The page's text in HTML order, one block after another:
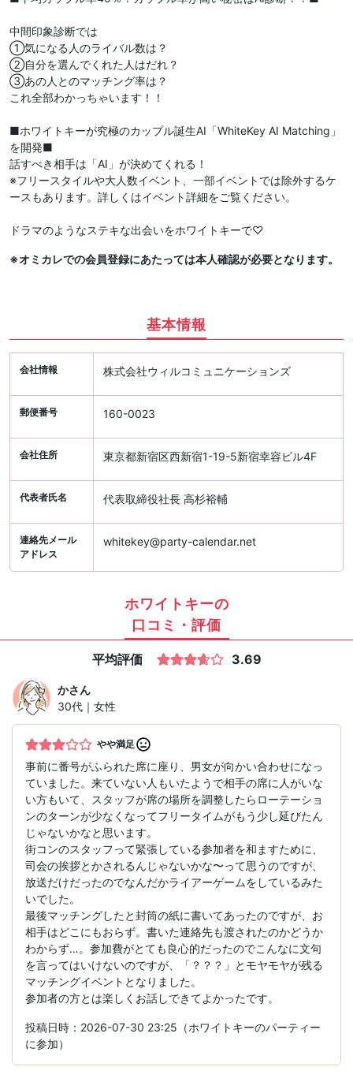
中間印象診断では
①気になる人のライバル数は？
②自分を選んでくれた人はだれ？
③あの人とのマッチング率は？
これ全部わかっちゃいます！！
■ホワイトキーが究極のカップル誕生AI「WhiteKey AI Matching」
を開発■
話すべき相手は「AI」が決めてくれる！
※フリースタイルや大人数イベント、一部イベントでは除外するケ
ースもあります。詳しくはイベント詳細をご覧ください。
ドラマのようなステキな出会いをホワイトキーで♡
※オミカレでの会員登録にあたっては本人確認が必要となります。
基本情報
会社情報 株式会社ウィルコミュニケーションズ
郵便番号 160-0023
会社住所 東京都新宿区西新宿1-19-5新宿幸容ビル4F
代表者氏名 代表取締役社長 高杉裕輔
連絡先メール
アドレス
whitekey@party-calendar.net
ホワイトキーの
口コミ・評価
平均評価 3.69
かさん
30代｜女性
やや満足
事前に番号がふられた席に座り、男女が向かい合わせになっ
ていました。来ていない人もいたようで相手の席に人がいな
い方もいて、スタッフが席の場所を調整したらローテーショ
ンのターンが少なくなってフリータイムがもう少し延びたん
じゃないかなと思います。
街コンのスタッフって緊張している参加者を和ますために、
司会の挨拶とかされるんじゃないかな〜って思うのですが、
放送だけだったのでなんだかライアーゲームをしているみた
いでした。
最後マッチングしたと封筒の紙に書いてあったのですが、お
相手はどこにもおらず。書いた連絡先も渡されたのかどうか
わからず…。参加費がとても良心的だったのでこんなに文句
を言ってはいけないのですが、「？？？」とモヤモヤが残る
マッチングイベントとなりました。
参加者の方とは楽しくお話しできてよかったです。
投稿日時：2026-07-30 23:25（ホワイトキーのパーティー
に参加）